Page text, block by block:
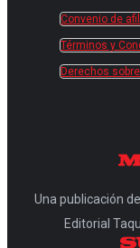
Convenio de
Términos y
Derechos
Una publicación
Editorial